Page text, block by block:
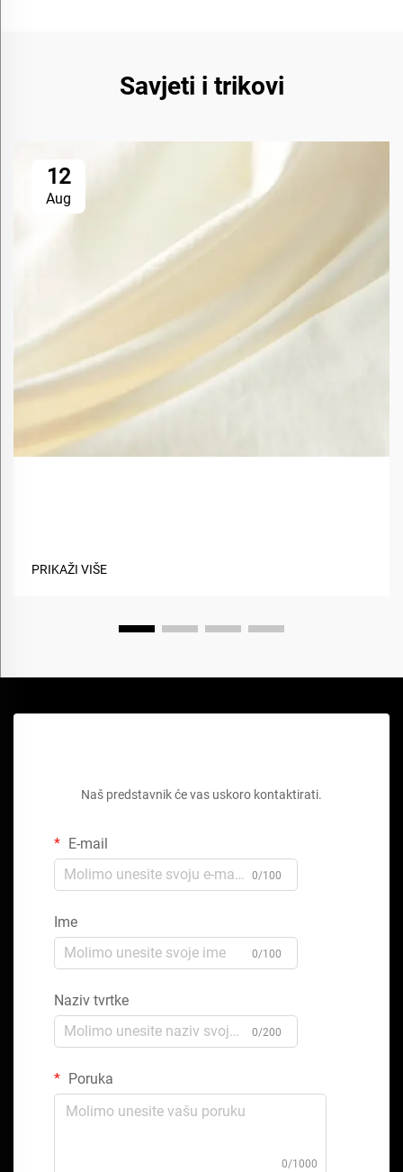
Savjeti i trikovi
12
Aug
PRIKAŽI VIŠE
Naš predstavnik će vas uskoro kontaktirati.
E-mail
0/100
Ime
0/100
Naziv tvrtke
0/200
Poruka
0/1000